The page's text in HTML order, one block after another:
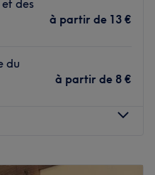
une expérience
chaque client.
de gel.
des
à partir de 13 €
du
à partir de 8 €
09:00